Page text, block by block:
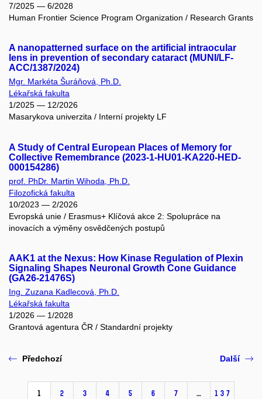
7/2025 — 6/2028
Human Frontier Science Program Organization / Research Grants
A nanopatterned surface on the artificial intraocular
lens in prevention of secondary cataract (MUNI/LF-
ACC/1387/2024)
Mgr. Markéta Šuráňová, Ph.D.
Lékařská fakulta
1/2025 — 12/2026
Masarykova univerzita / Interní projekty LF
A Study of Central European Places of Memory for
Collective Remembrance (2023-1-HU01-KA220-HED-
000154286)
prof. PhDr. Martin Wihoda, Ph.D.
Filozofická fakulta
10/2023 — 2/2026
Evropská unie / Erasmus+ Klíčová akce 2: Spolupráce na
inovacích a výměny osvědčených postupů
AAK1 at the Nexus: How Kinase Regulation of Plexin
Signaling Shapes Neuronal Growth Cone Guidance
(GA26-21476S)
Ing. Zuzana Kadlecová, Ph.D.
Lékařská fakulta
1/2026 — 1/2028
Grantová agentura ČR / Standardní projekty
Předchozí
1 2 3 4 5 6 7 … 137
Další